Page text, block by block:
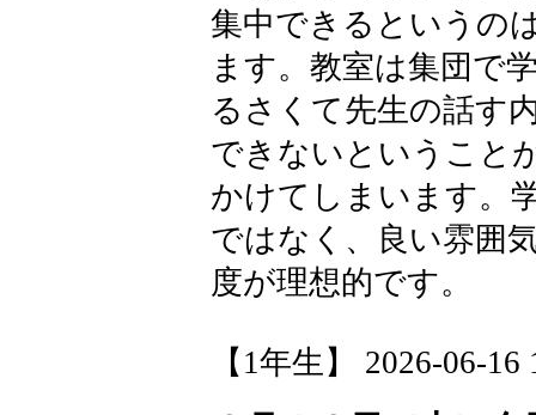
集中できるというの
ます。教室は集団で
るさくて先生の話す
できないということ
かけてしまいます。
ではなく、良い雰囲
度が理想的です。
【1年生】 2026-06-16